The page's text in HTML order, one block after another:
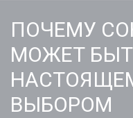
ПОЧЕМУ
МОЖЕТ
ВЫБОРОМ